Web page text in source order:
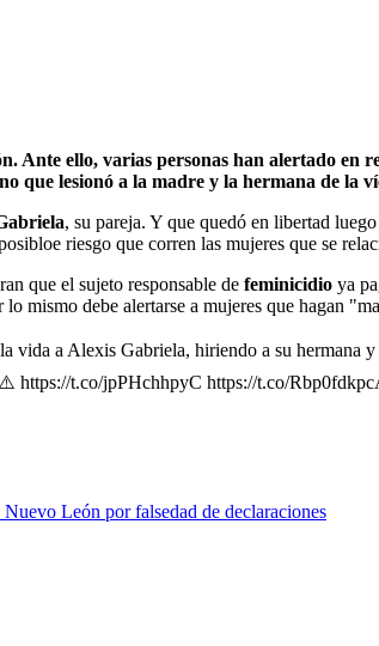
Ante ello, varias personas han alertado en
que lesionó a la madre y la hermana de la
, su pareja. Y que quedó en libertad
riesgo que corren las mujeres que se
que el sujeto responsable de feminicidio ya
mismo debe alertarse a mujeres que hagan
a Alexis Gabriela, hiriendo a su hermana y
t.co/jpPHchhpyC https://t.co/
León por falsedad de declaraciones